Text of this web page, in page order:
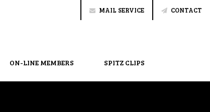
ON-LINE MEMBERS SPITZ CLIPS
MAIL SERVICE CONTACT